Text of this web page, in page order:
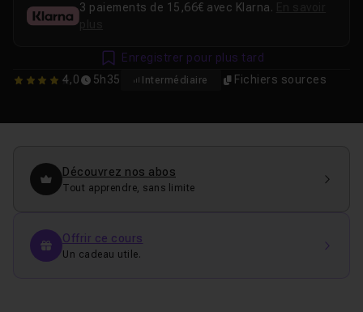
4 4,0 5h35 Intermédiaire Fichiers sources
3 paiements de 15,66€ avec Klarna.
Enregistrer pour plus tard
Découvrez nos abos
Tout apprendre, sans limite
Offrir ce cours
Un cadeau utile.